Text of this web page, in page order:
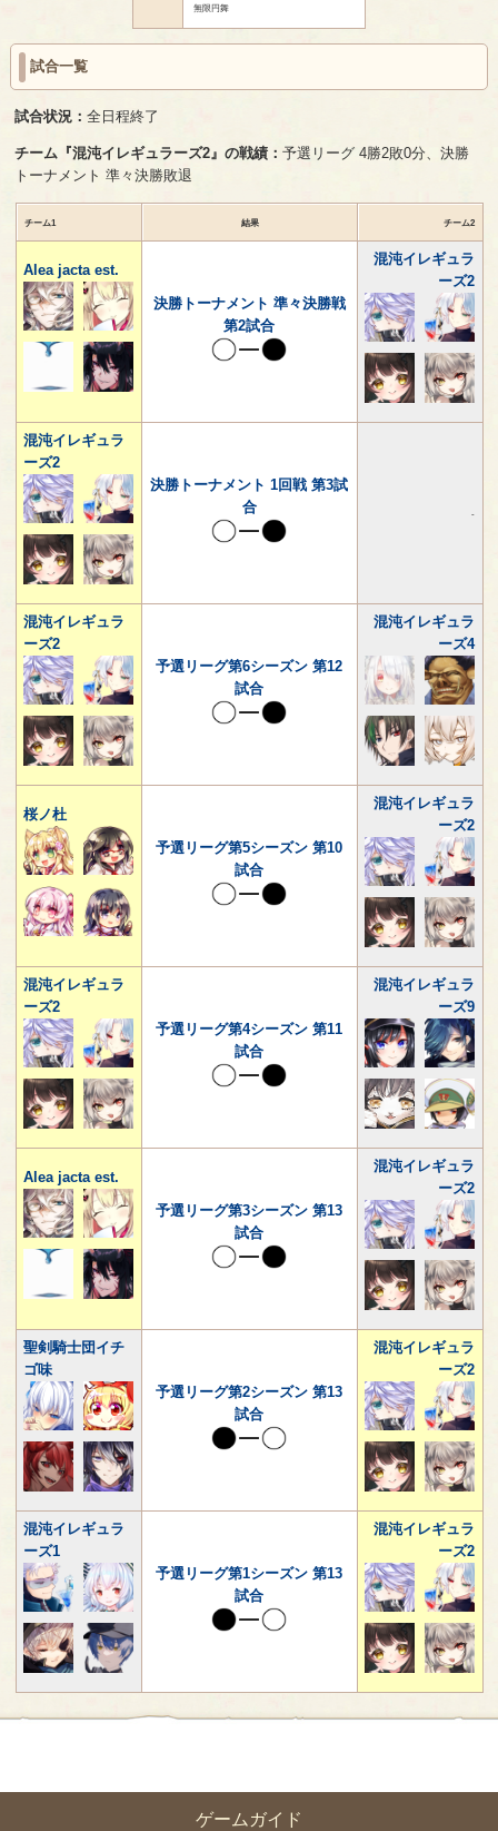
ゲームガイド
無限円舞
試合一覧
試合状況：全日程終了
チーム『混沌イレギュラーズ2』の戦績：予選リーグ 4勝2敗0分、決勝
トーナメント 準々決勝敗退
チーム1 結果 チーム2
Alea jacta est.
決勝トーナメント 準々決勝戦
第2試合
混沌イレギュラ
ーズ2
混沌イレギュラ
ーズ2
決勝トーナメント 1回戦 第3試
合
-
混沌イレギュラ
ーズ2
予選リーグ第6シーズン 第12
試合
混沌イレギュラ
ーズ4
桜ノ杜
予選リーグ第5シーズン 第10
試合
混沌イレギュラ
ーズ2
混沌イレギュラ
ーズ2
予選リーグ第4シーズン 第11
試合
混沌イレギュラ
ーズ9
Alea jacta est.
予選リーグ第3シーズン 第13
試合
混沌イレギュラ
ーズ2
聖剣騎士団イチ
ゴ味
予選リーグ第2シーズン 第13
試合
混沌イレギュラ
ーズ2
混沌イレギュラ
ーズ1
予選リーグ第1シーズン 第13
試合
混沌イレギュラ
ーズ2